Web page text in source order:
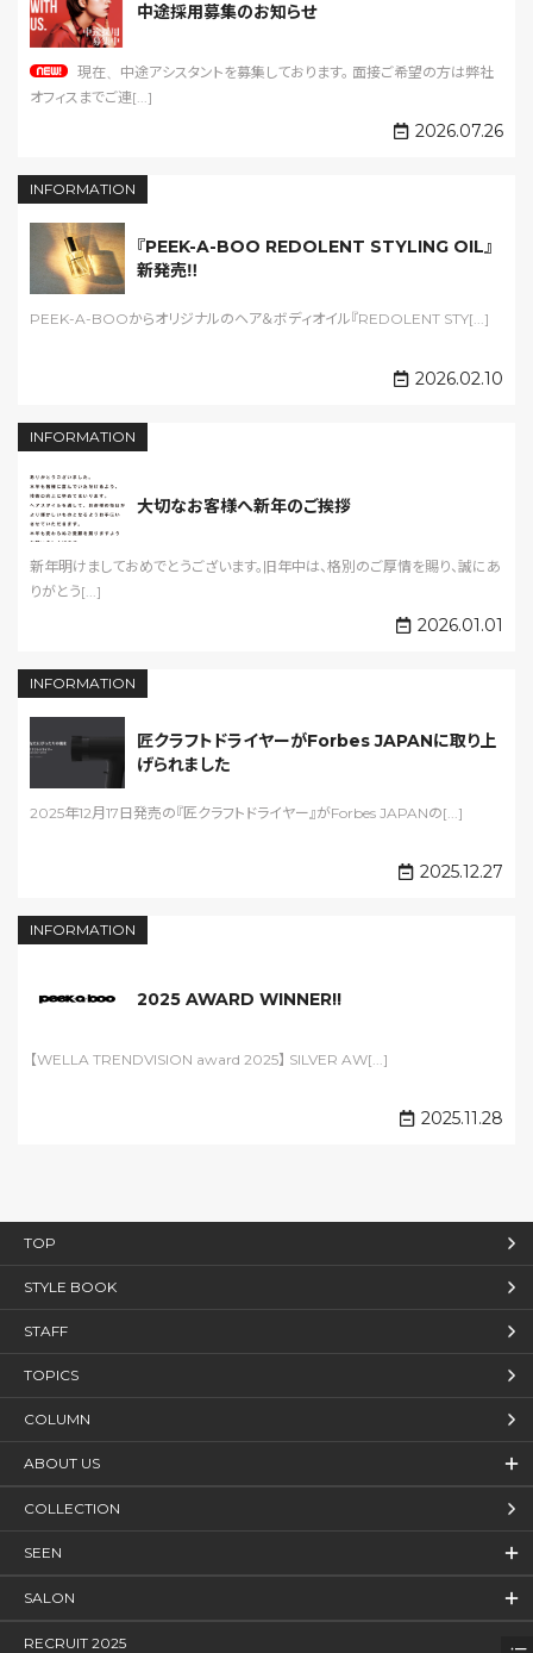
中途採用募集のお知らせ
オフィスまでご連[...]
2026.07.26
INFORMATION
『PEEK-A-BOO REDOLENT STYLING OIL』
新発売‼️
PEEK-A-BOOからオリジナルのヘア＆ボディオイル『REDOLENT STY[...]
2026.02.10
INFORMATION
大切なお客様へ新年のご挨拶
新年明けましておめでとうございます。旧年中は、格別のご厚情を賜り、誠にあ
りがとう[...]
2026.01.01
INFORMATION
匠クラフトドライヤーがForbes JAPANに取り上
げられました
2025年12月17日発売の『匠クラフトドライヤー』がForbes JAPANの[...]
2025.12.27
INFORMATION
2025 AWARD WINNER!!
【WELLA TRENDVISION award 2025】 SILVER AW[...]
2025.11.28
TOP
STYLE BOOK
STAFF
TOPICS
COLUMN
ABOUT US
COLLECTION
SEEN
SALON
RECRUIT 2025